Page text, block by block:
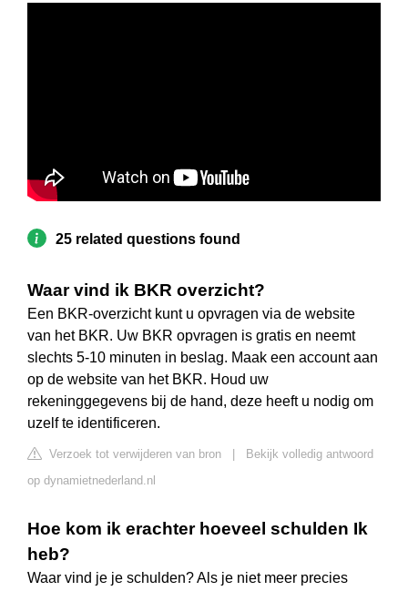
25 related questions found
Waar vind ik BKR overzicht?
Een BKR-overzicht kunt u opvragen via de website
van het BKR. Uw BKR opvragen is gratis en neemt
slechts 5-10 minuten in beslag. Maak een account aan
op de website van het BKR. Houd uw
rekeninggegevens bij de hand, deze heeft u nodig om
uzelf te identificeren.
Verzoek tot verwijderen van bron
Bekijk volledig antwoord
op dynamietnederland.nl
Hoe kom ik erachter hoeveel schulden Ik
heb?
Waar vind je je schulden? Als je niet meer precies